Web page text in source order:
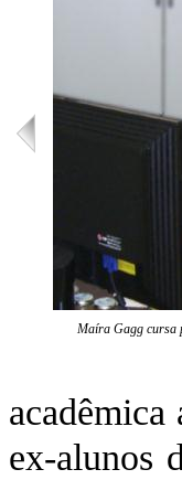
Maíra Gagg cursa
ex-alunos